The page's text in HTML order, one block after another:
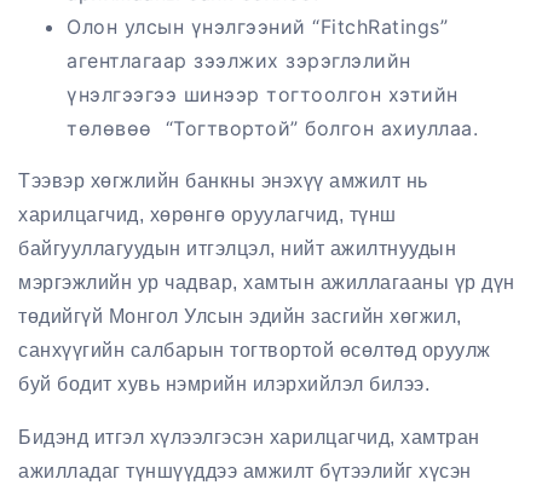
Олон улсын үнэлгээний “FitchRatings”
агентлагаар зээлжих зэрэглэлийн
үнэлгээгээ шинээр тогтоолгон хэтийн
төлөвөө “Тогтвортой” болгон ахиуллаа.
Тээвэр хөгжлийн банкны энэхүү амжилт нь
харилцагчид, хөрөнгө оруулагчид, түнш
байгууллагуудын итгэлцэл, нийт ажилтнуудын
мэргэжлийн ур чадвар, хамтын ажиллагааны үр дүн
төдийгүй Монгол Улсын эдийн засгийн хөгжил,
санхүүгийн салбарын тогтвортой өсөлтөд оруулж
буй бодит хувь нэмрийн илэрхийлэл билээ.
Бидэнд итгэл хүлээлгэсэн харилцагчид, хамтран
ажилладаг түншүүддээ амжилт бүтээлийг хүсэн